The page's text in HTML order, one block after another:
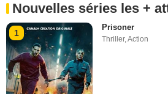
Nouvelles séries les +
1
Prisoner
Thriller,Action